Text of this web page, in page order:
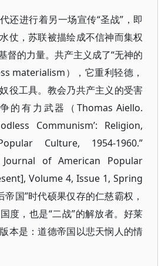
还进行着另一场宣传“圣战”，即
仗，苏联被描绘成不信神而集权
督的力量。共产主义成了“无神的
materialism），它重利轻德，
役工具。教会乃共产主义的受害
的有力武器（Thomas Aiello.
Communism’: Religion,
Culture, 1954-1960.”
of American Popular
Volume 4, Issue 1, Spring
帝国”时代硕果仅存的仁慈霸权，
度，也是“二战”的解放者。好莱
本是：道德帝国以悲天悯人的情